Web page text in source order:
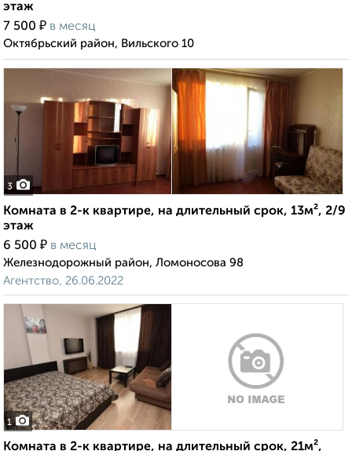
этаж
7 500 ₽ в месяц
Октябрьский район, Вильского 10
3
Комната в 2-к квартире, на длительный срок, 13м², 2/9
этаж
6 500 ₽ в месяц
Железнодорожный район, Ломоносова 98
Агентство, 26.06.2022
1
Комната в 2-к квартире, на длительный срок, 21м²,